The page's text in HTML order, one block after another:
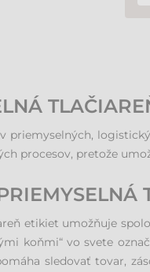
priemyselných,
procesov, pretože
etikiet umožňuje
koňmi“ vo svete
sledovať tovar,